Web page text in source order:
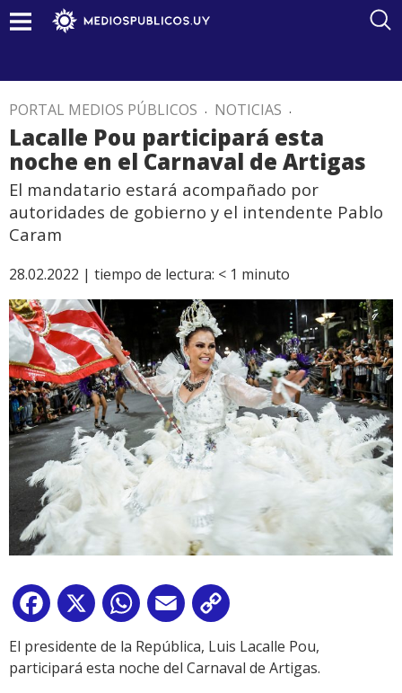
PORTAL MEDIOS PÚBLICOS . NOTICIAS .
Lacalle Pou participará esta
noche en el Carnaval de Artigas
El mandatario estará acompañado por
autoridades de gobierno y el intendente Pablo
Caram
28.02.2022 | tiempo de lectura: < 1 minuto
Facebook
X WhatsApp
Email
Link
El presidente de la República, Luis Lacalle Pou,
participará esta noche del Carnaval de Artigas.